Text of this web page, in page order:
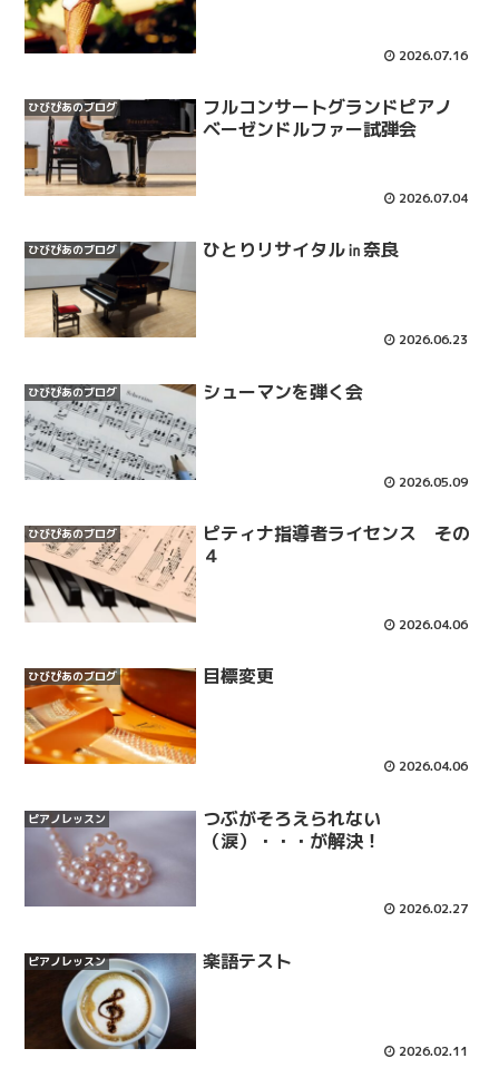
2026.07.16
ひびぴあのブログ
フルコンサートグランドピアノ
ベーゼンドルファー試弾会
2026.07.04
ひびぴあのブログ ひとりリサイタル㏌奈良
2026.06.23
ひびぴあのブログ シューマンを弾く会
2026.05.09
ひびぴあのブログ
ピティナ指導者ライセンス その
４
2026.04.06
ひびぴあのブログ 目標変更
2026.04.06
ピアノレッスン
つぶがそろえられない
（涙）・・・が解決！
2026.02.27
ピアノレッスン 楽語テスト
2026.02.11